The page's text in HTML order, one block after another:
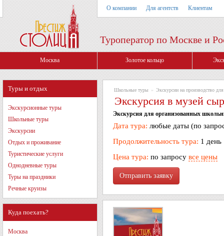
О компании Для агентств Клиентам
Туроператор по Москве и
Москва Золотое кольцо
Туры и отдых
Экскурсионные туры
Школьные туры
Экскурсии
Отдых и проживание
Туристические услуги
Однодневные туры
Туры на праздники
Речные круизы
Куда поехать?
Москва
Школьные туры » Экскурсии на производство
Экскурсия в музей
Экскурсия для организованных
Дата тура: любые даты (по
Продолжительность тура: 1 день
Цена тура: по запросу все цены